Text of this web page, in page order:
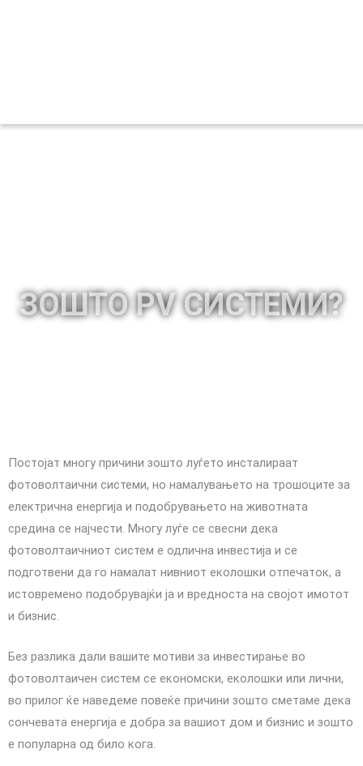
ЗОШТО PV СИСТЕМИ?
Постојат многу причини зошто луѓето инсталираат
фотоволтаични системи, но намалувањето на трошоците за
електрична енергија и подобрувањето на животната
средина се најчести. Многу луѓе се свесни дека
фотоволтаичниот систем е одлична инвестија и се
подготвени да го намалат нивниот еколошки отпечаток, а
истовремено подобрувајќи ја и вредноста на својот имотот
и бизнис.
Без разлика дали вашите мотиви за инвестирање во
фотоволтаичен систем се економски, еколошки или лични,
во прилог ќе наведеме повеќе причини зошто сметаме дека
сончевата енергија е добра за вашиот дом и бизнис и зошто
е популарна од било кога.